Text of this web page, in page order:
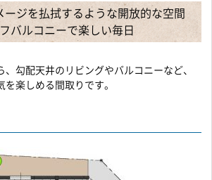
ージを払拭するような開放的な空間
バルコニーで楽しい毎日
、勾配天井のリビングやバルコニーなど、
楽しめる間取りです。